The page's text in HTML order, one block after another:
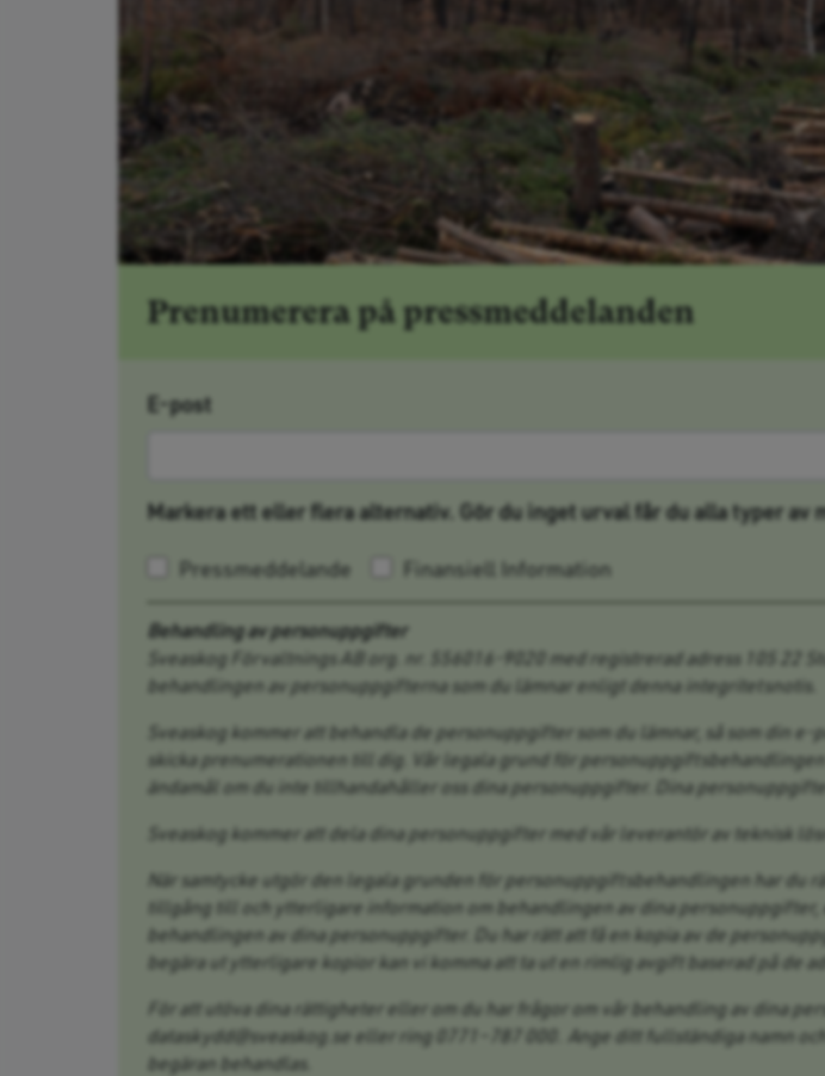
Prenumerera på pressmeddelanden
E-post
Markera ett eller flera alternativ. Gör du inget urval får du alla typer av
Pressmeddelande Finansiell Information
Behandling av personuppgifter
Sveaskog Förvaltnings AB org. nr. 556016-9020 med registrerad adress 105 22
behandlingen av personuppgifterna som du lämnar enligt denna integritetsnotis.
Sveaskog kommer att behandla de personuppgifter som du lämnar, så som din
skicka prenumerationen till dig. Vår legala grund för
ändamål om du inte tillhandahåller oss dina personuppgifter. Dina
Sveaskog kommer att dela dina personuppgifter med vår leverantör av teknisk
När samtycke utgör den legala grunden för personuppgiftsbehandlingen har du
tillgång till och ytterligare information om behandlingen av dina
behandlingen av dina personuppgifter. Du har rätt att få en kopia av de
begära ut ytterligare kopior kan vi komma att ta ut en rimlig avgift baserad på de
För att utöva dina rättigheter eller om du har frågor om vår behandling av dina
dataskydd@sveaskog.se eller ring 0771–787 000. Ange ditt fullständiga namn
begäran behandlas.